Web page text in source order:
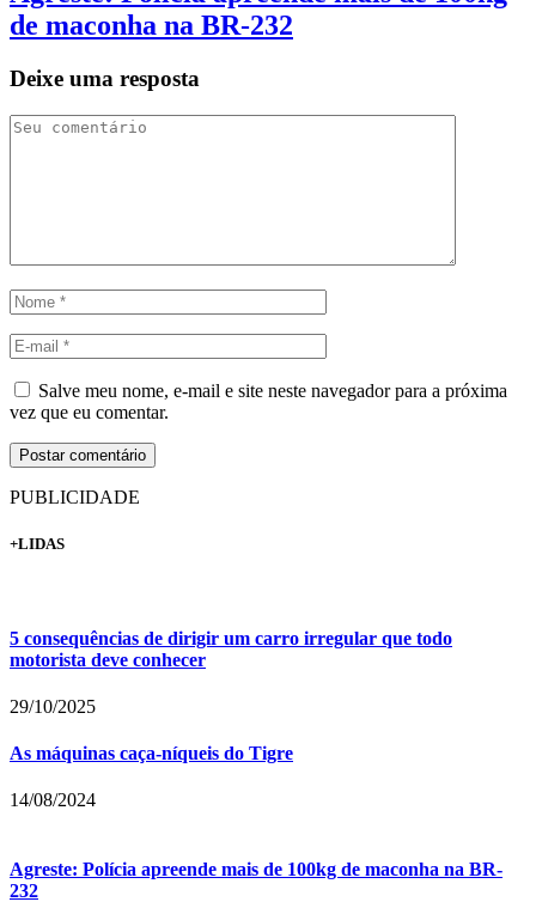
de maconha na BR-232
Deixe uma resposta
Salve meu nome, e-mail e site neste navegador para a próxima
vez que eu comentar.
PUBLICIDADE
+LIDAS
5 consequências de dirigir um carro irregular que todo
motorista deve conhecer
29/10/2025
As máquinas caça-níqueis do Tigre
14/08/2024
Agreste: Polícia apreende mais de 100kg de maconha na BR-
232